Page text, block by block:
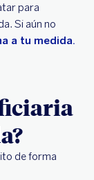
para
Si aún no
a tu medida.
de forma